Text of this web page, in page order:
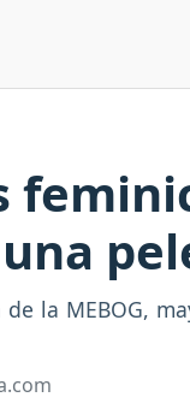
la MEBOG,